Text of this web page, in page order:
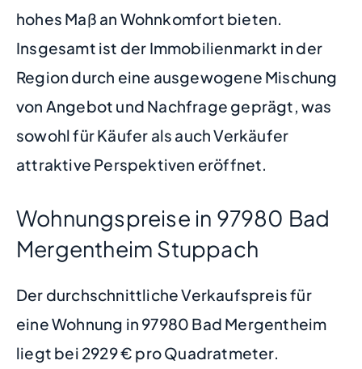
hohes Maß an Wohnkomfort bieten.
Insgesamt ist der Immobilienmarkt in der
Region durch eine ausgewogene Mischung
von Angebot und Nachfrage geprägt, was
sowohl für Käufer als auch Verkäufer
attraktive Perspektiven eröffnet.
Wohnungspreise in 97980 Bad
Mergentheim Stuppach
Der durchschnittliche Verkaufspreis für
eine Wohnung in 97980 Bad Mergentheim
liegt bei 2929 € pro Quadratmeter.